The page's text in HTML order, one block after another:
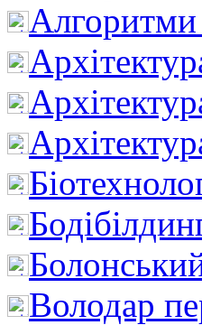
Алгоритми
Володар